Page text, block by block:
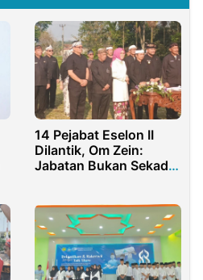
14 Pejabat Eselon II
Dilantik, Om Zein:
Jabatan Bukan Sekadar